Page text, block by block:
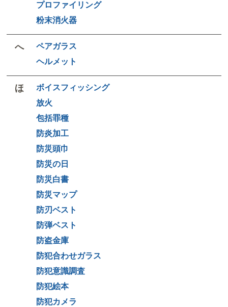
プロファイリング
粉末消火器
へ
ペアガラス
ヘルメット
ほ
ボイスフィッシング
放火
包括罪種
防炎加工
防災頭巾
防災の日
防災白書
防災マップ
防刃ベスト
防弾ベスト
防盗金庫
防犯合わせガラス
防犯意識調査
防犯絵本
防犯カメラ